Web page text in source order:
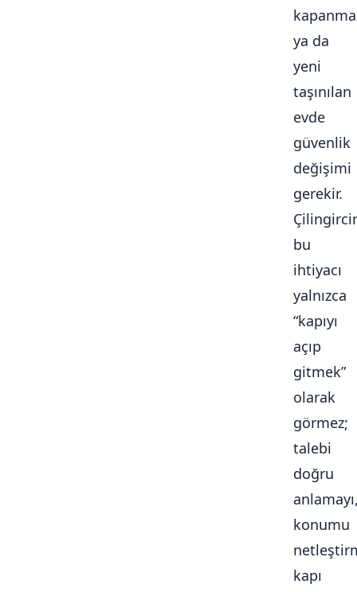
ya da
yeni
taşınılan
evde
güvenlik
değişimi
gerekir.
bu
ihtiyacı
yalnızca
“kapıyı
açıp
gitmek”
olarak
görmez;
talebi
doğru
konumu
kapı